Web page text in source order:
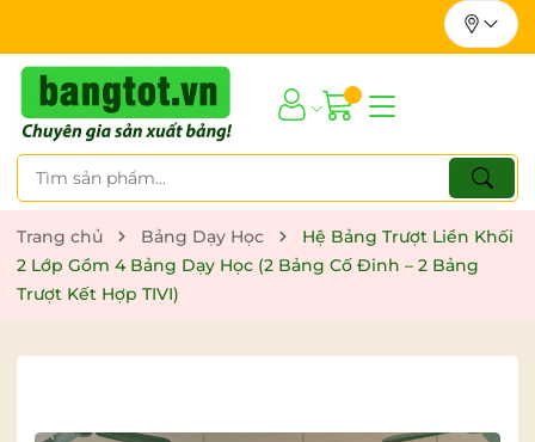
Trang chủ Bảng Dạy Học
Hệ Bảng Trượt Liền Khối
2 Lớp Gồm 4 Bảng Dạy Học (2 Bảng Cố Đinh – 2 Bảng
Trượt Kết Hợp TIVI)